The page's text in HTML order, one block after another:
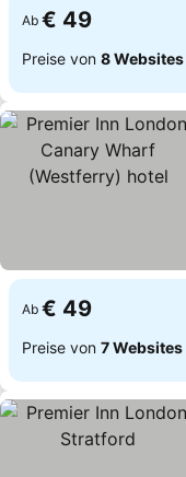
Ab € 49
Preise von 8 Websites
Ab € 49
Preise von 7 Websites